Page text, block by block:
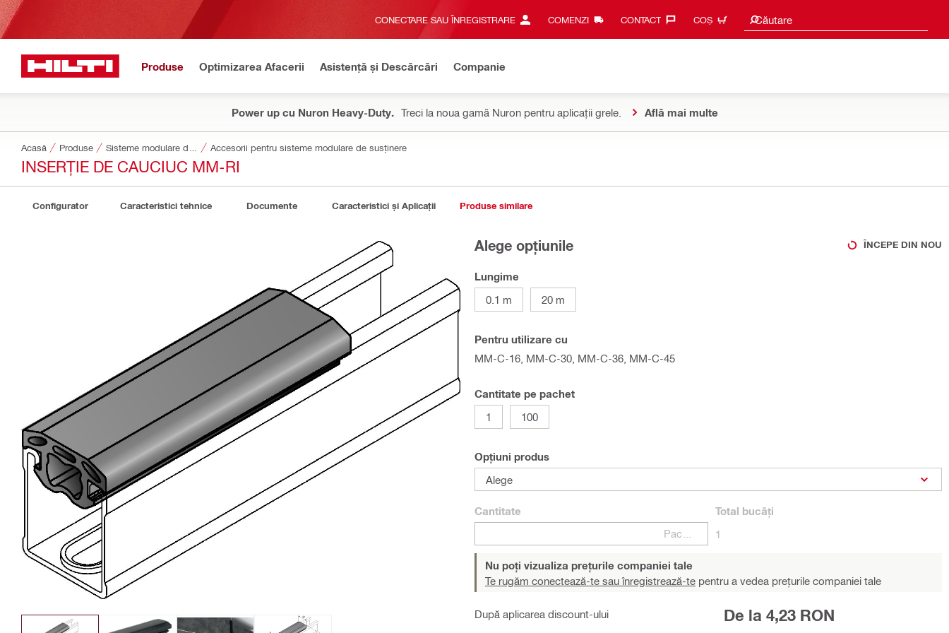
CONECTARE SAU ÎNREGISTRARE COMENZI CONTACT‎ COȘ Căutare
Caută sugestii
Produse Optimizarea Afacerii Asistență și Descărcări Companie
Power up cu Nuron Heavy-Duty. Treci la noua gamă Nuron pentru aplicații grele. Află mai multe
Acasă Produse Accesorii pentru sisteme modulare de susținere
INSERȚIE DE CAUCIUC MM-RI
Configurator Caracteristici tehnice Documente Caracteristici și Aplicații Produse similare
Alege opțiunile ÎNCEPE DIN NOU
Lungime
0.1 m
20 m
Pentru utilizare cu
MM-C-16, MM-C-30, MM-C-36, MM-C-45
Cantitate pe pachet
1
100
Opțiuni produs
Alege
Cantitate
Total bucăți
1
Nu poți vizualiza prețurile companiei tale
Te rugăm conectează-te sau înregistrează-te pentru a vedea prețurile companiei tale
După aplicarea discount-ului De la 4,23 RON